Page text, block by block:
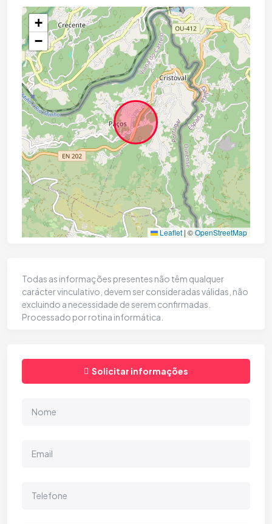
+
−
Leaflet | ©OpenStreetMap
Todas as informações presentes não têm qualquer
carácter vinculativo, devem ser consideradas válidas, não
excluindo a necessidade de serem confirmadas.
Processado por rotina informática.
Solicitar informações